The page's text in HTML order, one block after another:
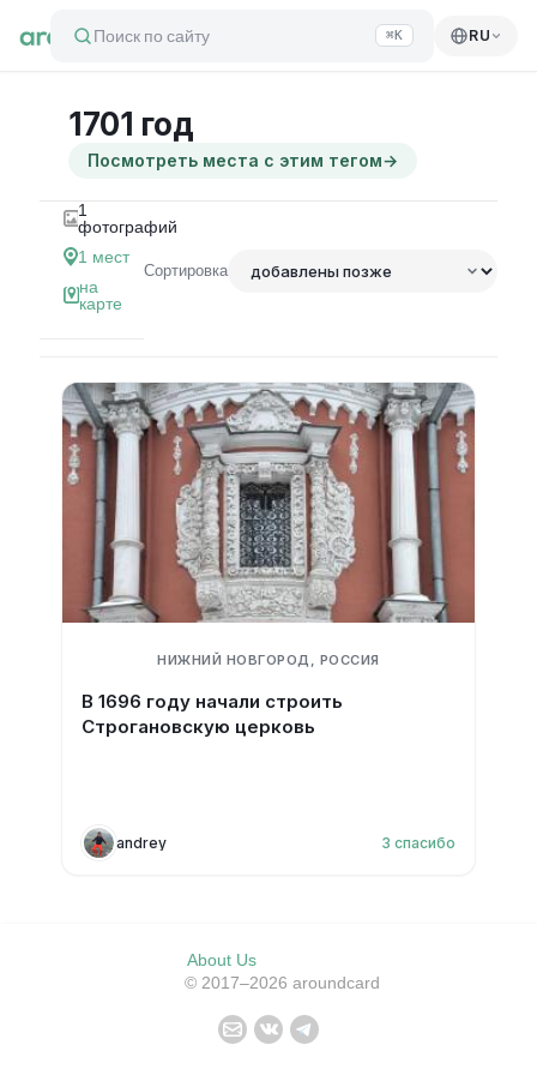
Поиск по сайту ⌘K RU
1701 год
Посмотреть места с этим тегом→
1
фотографий
1 мест
на
карте
Сортировка
НИЖНИЙ НОВГОРОД, РОССИЯ
В 1696 году начали строить
Строгановскую церковь
andrey 3 спасибо
About Us
© 2017–2026 aroundcard